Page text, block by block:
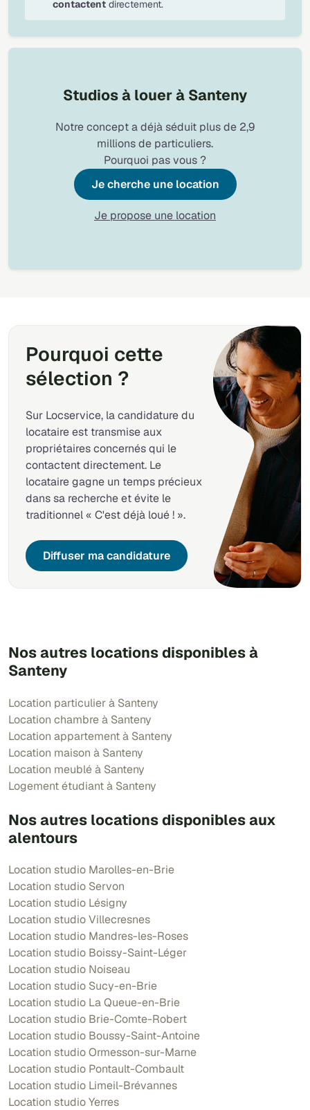
contactent directement.
Studios à louer à Santeny
Notre concept a déjà séduit plus de 2,9
millions de particuliers.
Pourquoi pas vous ?
Je cherche une location
Je propose une location
Pourquoi cette
sélection ?
Sur Locservice, la candidature du
locataire est transmise aux
propriétaires concernés qui le
contactent directement. Le
locataire gagne un temps précieux
dans sa recherche et évite le
traditionnel « C'est déjà loué ! ».
Diffuser ma candidature
Nos autres locations disponibles à
Santeny
Location particulier à Santeny
Location chambre à Santeny
Location appartement à Santeny
Location maison à Santeny
Location meublé à Santeny
Logement étudiant à Santeny
Nos autres locations disponibles aux
alentours
Location studio Marolles-en-Brie
Location studio Servon
Location studio Lésigny
Location studio Villecresnes
Location studio Mandres-les-Roses
Location studio Boissy-Saint-Léger
Location studio Noiseau
Location studio Sucy-en-Brie
Location studio La Queue-en-Brie
Location studio Brie-Comte-Robert
Location studio Boussy-Saint-Antoine
Location studio Ormesson-sur-Marne
Location studio Pontault-Combault
Location studio Limeil-Brévannes
Location studio Yerres